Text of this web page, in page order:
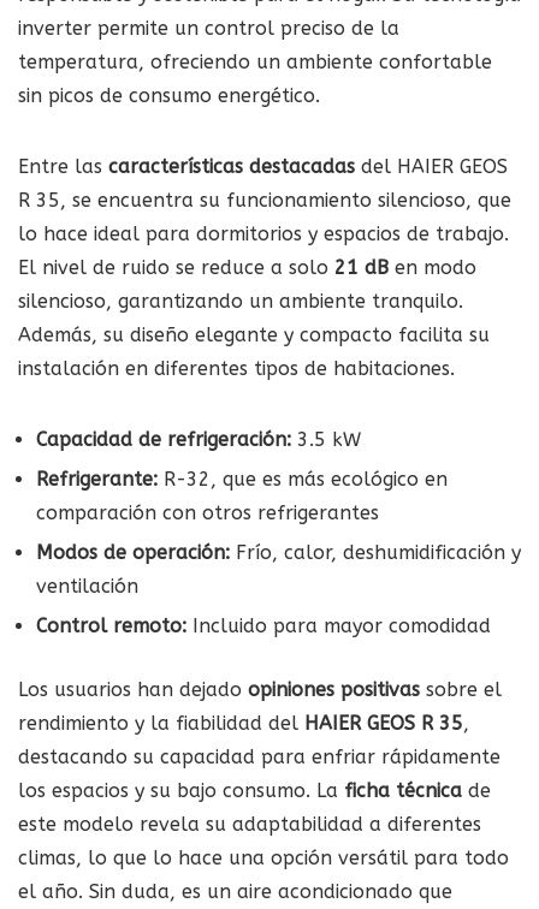
inverter permite un control preciso de la
temperatura, ofreciendo un ambiente confortable
sin picos de consumo energético.
Entre las características destacadas del HAIER GEOS
R 35, se encuentra su funcionamiento silencioso, que
lo hace ideal para dormitorios y espacios de trabajo.
El nivel de ruido se reduce a solo 21 dB en modo
silencioso, garantizando un ambiente tranquilo.
Además, su diseño elegante y compacto facilita su
instalación en diferentes tipos de habitaciones.
Capacidad de refrigeración: 3.5 kW
Refrigerante: R-32, que es más ecológico en
comparación con otros refrigerantes
Modos de operación: Frío, calor, deshumidificación y
ventilación
Control remoto: Incluido para mayor comodidad
Los usuarios han dejado opiniones positivas sobre el
rendimiento y la fiabilidad del HAIER GEOS R 35,
destacando su capacidad para enfriar rápidamente
los espacios y su bajo consumo. La ficha técnica de
este modelo revela su adaptabilidad a diferentes
climas, lo que lo hace una opción versátil para todo
el año. Sin duda, es un aire acondicionado que